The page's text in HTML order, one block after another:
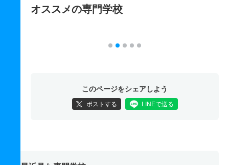
オススメの専門学校
このページをシェアしよう
ポストする LINEで送る